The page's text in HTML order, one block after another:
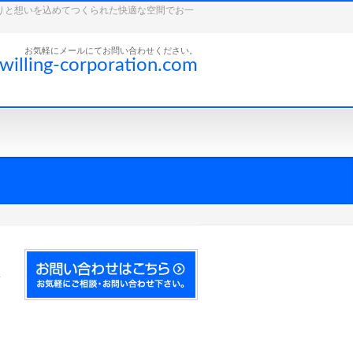
想いを込めてつくられた快適な空間でお一
お気軽にメールにてお問い合わせください。
corporation.com